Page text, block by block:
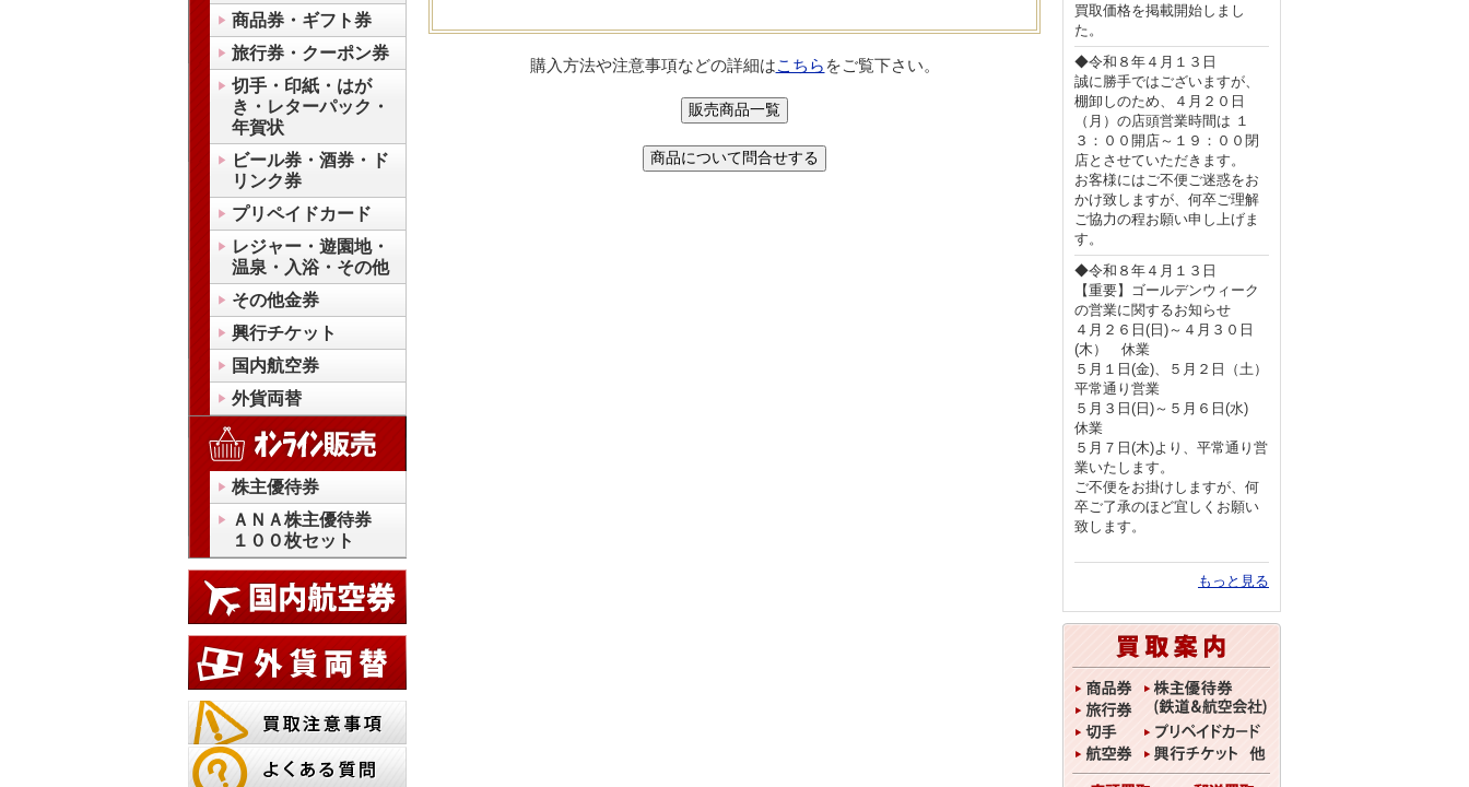
商品券・ギフト券
旅行券・クーポン券
切手・印紙・はが
き・レターパック・
年賀状
ビール券・酒券・ド
リンク券
プリペイドカード
レジャー・遊園地・
温泉・入浴・その他
その他金券
興行チケット
国内航空券
外貨両替
株主優待券
ＡＮＡ株主優待券
１００枚セット
購入方法や注意事項などの詳細はこちら をご覧下さい。
買取価格を掲載開始しまし
た。
◆令和８年４月１３日
誠に勝手ではございますが、
棚卸しのため、４月２０日
（月）の店頭営業時間は １
３：００開店～１９：００閉
店とさせていただきます。
お客様にはご不便ご迷惑をお
かけ致しますが、何卒ご理解
ご協力の程お願い申し上げま
す。
◆令和８年４月１３日
【重要】ゴールデンウィーク
の営業に関するお知らせ
４月２６日(日)～４月３０日
(木） 休業
５月１日(金)、５月２日（土）
平常通り営業
５月３日(日)～５月６日(水)
休業
５月７日(木)より、平常通り営
業いたします。
ご不便をお掛けしますが、何
卒ご了承のほど宜しくお願い
致します。
もっと見る